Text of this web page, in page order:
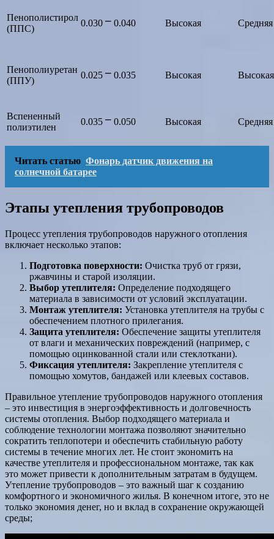
Пенополистирол
(ППС)
0.030 ⎻ 0.040 Высокая Средняя
Пенополиуретан
(ППУ)
0.025 ⎻ 0.035 Высокая Высокая
Вспененный
полиэтилен
0.035 ⎻ 0.050 Высокая Средняя
Читать статью Фонарь датчик движения на
солнечной батарее
Этапы утепления трубопроводов
Процесс утепления трубопроводов наружного отопления
включает несколько этапов:
Подготовка поверхности: Очистка труб от грязи,
ржавчины и старой изоляции.
Выбор утеплителя: Определение подходящего
материала в зависимости от условий эксплуатации.
Монтаж утеплителя: Установка утеплителя на трубы с
обеспечением плотного прилегания.
Защита утеплителя: Обеспечение защиты утеплителя
от влаги и механических повреждений (например, с
помощью оцинкованной стали или стеклоткани).
Фиксация утеплителя: Закрепление утеплителя с
помощью хомутов, бандажей или клеевых составов.
Правильное утепление трубопроводов наружного отопления
– это инвестиция в энергоэффективность и долговечность
системы отопления. Выбор подходящего материала и
соблюдение технологии монтажа позволяют значительно
сократить теплопотери и обеспечить стабильную работу
системы в течение многих лет. Не стоит экономить на
качестве утеплителя и профессиональном монтаже, так как
это может привести к дополнительным затратам в будущем.
Утепление трубопроводов – это важный шаг к созданию
комфортного и экономичного жилья. В конечном итоге, это не
только экономия денег, но и вклад в сохранение окружающей
среды;